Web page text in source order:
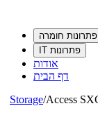
פתרונות חומרה
פתרונות IT
אודות
דף הבית
Storage/Access